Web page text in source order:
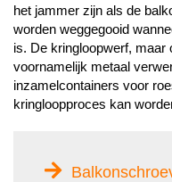
het jammer zijn als de
worden weggegooid
is. De kringloopwerf, maar
voornamelijk metaal
inzamelcontainers voor
kringloopproces kan